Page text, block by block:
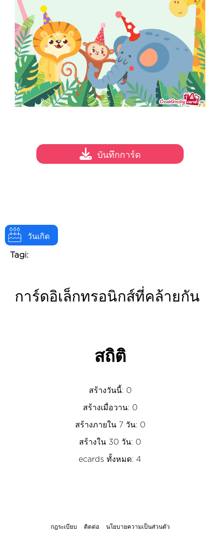
วันเกิด
Tagi:
บันทึกการ์ด
การ์ดอิเล็กทรอนิกส์ที่คล้ายกัน
สถิติ
สร้างวันนี้: 0
สร้างเมื่อวาน: 0
สร้างภายใน 7 วัน: 0
สร้างใน 30 วัน: 0
ecards ทั้งหมด: 4
กฎระเบียบ ติดต่อ นโยบายความเป็นส่วนตัว